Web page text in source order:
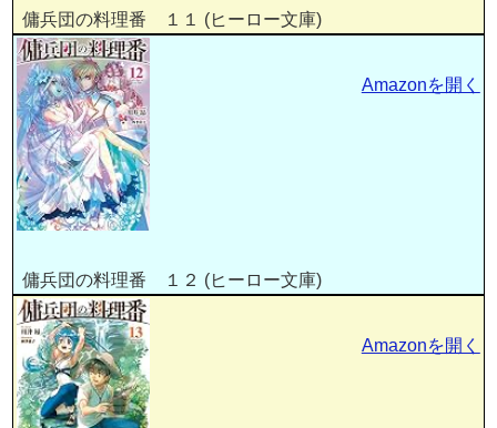
傭兵団の料理番 １１ (ヒーロー文庫)
傭兵団の料理番 １２ (ヒーロー文庫)
Amazonを開く
Amazonを開く